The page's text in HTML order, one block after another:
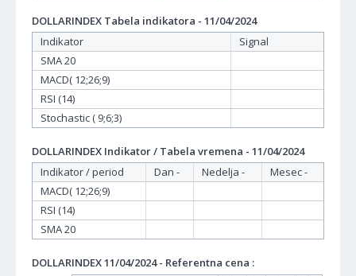
DOLLARINDEX Tabela indikatora - 11/04/2024
Indikator
Signal
SMA 20
MACD( 12;26;9)
RSI (14)
Stochastic ( 9;6;3)
DOLLARINDEX Indikator / Tabela vremena - 11/04/2024
Indikator / period
Dan - Nedelja -
Mesec -
MACD( 12;26;9)
RSI (14)
SMA 20
DOLLARINDEX 11/04/2024 - Referentna cena :